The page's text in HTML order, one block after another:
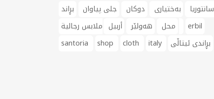
سانتوریا بەختیاری دوکان جلی پیاوان
بڕاند
محل
هەولێر أربيل
erbil
santoria
shop cloth italy بڕاندی ئیتاڵی